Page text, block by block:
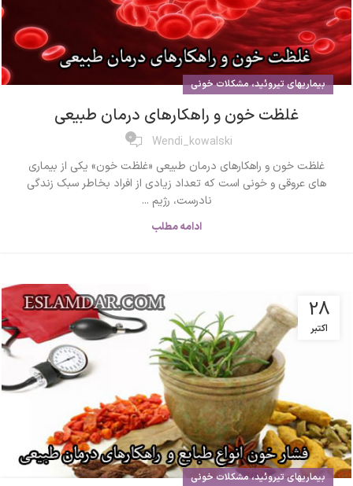
بیماریهای تیروئید، مشکلات خونی
غلظت خون و راهکارهای درمان طبیعی
Wendi_kowalski
0
غلظت خون و راهکارهای درمان طبیعی «غلظت خون» یکی از بیماری
های عروقی و خونی است که تعداد زیادی از افراد بخاطر سبک زندگی
نادرست، رژیم ...
ادامه مطلب
28
اکتبر
بیماریهای تیروئید، مشکلات خونی